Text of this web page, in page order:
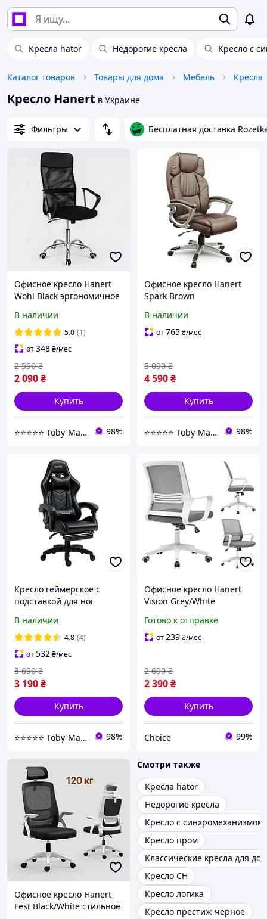
Кресла hator Недорогие кресла Кресло с
Каталог товаров Товары для дома Мебель Кресла
Кресло Hanert в Украине
Фильтры Бесплатная доставка
Офисное кресло Hanert
Wohl Black эргономичное
чёрный цвет
В наличии
5.0 (1)
от348₴/мес
2 090₴
2 590 ₴
Купить
⭐️⭐️⭐️⭐️⭐️ Toby-Market 98%
Офисное кресло Hanert
Spark Brown
В наличии
от765₴/мес
4 590₴
5 090 ₴
Купить
⭐️⭐️⭐️⭐️⭐️ Toby-Market 98%
Кресло геймерское с
подставкой для ног
В наличии
4.8 (4)
от532₴/мес
3 190₴
3 690 ₴
Купить
⭐️⭐️⭐️⭐️⭐️ Toby-Market 98%
Офисное кресло Hanert
Vision Grey/White
Готово к отправке
от239₴/мес
2 390₴
2 690 ₴
Купить
Choice 99%
Офисное кресло Hanert
Fest Black/White стильное
Смотри также
Кресла hator
Недорогие кресла
Кресло с синхромеханизмом
Кресло пром
Классические кресла для
Кресло CH
Кресло логика
Кресло престиж черное